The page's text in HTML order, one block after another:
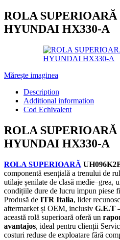
ROLA SUPERIOARĂ
HYUNDAI HX330-A
Mărește imaginea
Description
Additional information
Cod Echivalent
ROLA SUPERIOARĂ
HYUNDAI HX330-A
ROLA SUPERIOARĂ
componentă esențială a trenului de
utilaje șenilate de clasă medie–grea,
condițiile dure de lucru impun piese
Produsă de ITR Italia, lider
aftermarket și OEM, inclusiv G.E.T
această rolă superioară oferă un
avantajos, ideal pentru clienții
costuri reduse de exploatare fără